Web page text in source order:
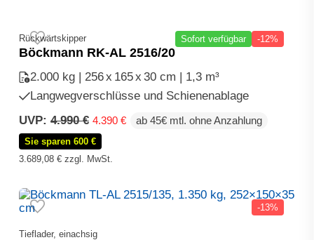
Sofort verfügbar -12%
Rückwärtskipper
Böckmann RK-AL 2516/20
2.000 kg | 256x165x30 cm | 1,3 m³
Langwegverschlüsse und Schienenablage
UVP: 4.990€ Ursprünglicher
Preis
war:
4.990 €
4.390 €
Aktueller
ab 45€ mtl. ohne Anzahlung
Sie sparen 600 €
3.689,08 €zzgl. MwSt.
-13%
Tieflader, einachsig